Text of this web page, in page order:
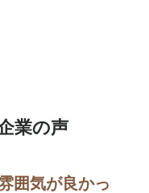
業の声
囲気が良かっ